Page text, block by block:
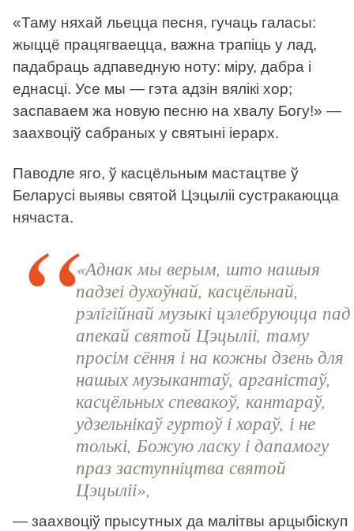
«Таму няхай льецца песня, гучаць галасы:
жыццё працягваецца, важна трапіць у лад,
падабраць адпаведную ноту: міру, дабра і
еднасці. Усе мы — гэта адзін вялікі хор;
заспаваем жа новую песню на хвалу Богу!» —
заахвоціў сабраных у святыні іерарх.
Паводле яго, ў касцёльным мастацтве ў
Беларусі выявы святой Цэцыліі сустракаюцца
нячаста.
«Аднак мы верым, што нашыя
падзеі духоўнай, касцёльнай,
рэлігійнай музыкі цэлебруюцца пад
апекай святой Цэцыліі, таму
просім сёння і на кожны дзень для
нашых музыкантаў, арганістаў,
касцёльных спевакоў, кантараў,
удзельнікаў гуртоў і хораў, і не
толькі, Божую ласку і дапамогу
праз заступніцтва святой
Цэцыліі»,
— заахвоціў прысутных да малітвы арцыбіскуп